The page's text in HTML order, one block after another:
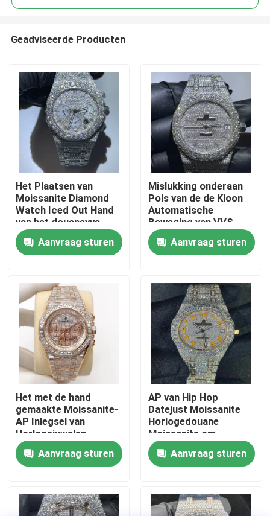
Huis
Producten
Ongeveer ons
Fabrieksreis
Kwaliteitscontrole
Contacteer ons
Nieuws
Gevallen
Moissanite Diamond Watch
Geadviseerde Producten
Het Plaatsen van
Moissanite Diamond
Watch Iced Out Hand
van het douanevvs
Laboratorium Vatting
Aanvraag sturen
Mislukking onderaan
Pols van de de Kloon
Automatische
Beweging van VVS
Moissanite Diamond
Iced Out Luxury Watch
de Zwitserse
Aanvraag sturen
Het met de hand
gemaakte Moissanite-
AP Inlegsel van
Horlogejuwelen
bevroor Moissanite-
uit Roestvrij staal
Aanvraag sturen
AP van Hip Hop
Datejust Moissanite
Horlogedouane
Moissanite om
Briljante Besnoeiing
Aanvraag sturen